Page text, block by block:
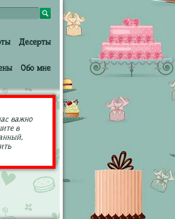
Десерты
Обо мне
важно
в